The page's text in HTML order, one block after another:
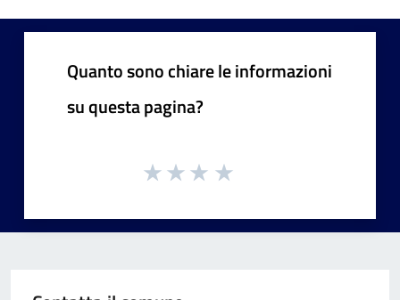
Quanto sono chiare le informazioni
su questa pagina?